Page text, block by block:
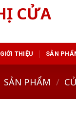
GIỚI THIỆU SẢN
SẢN PHẨM /